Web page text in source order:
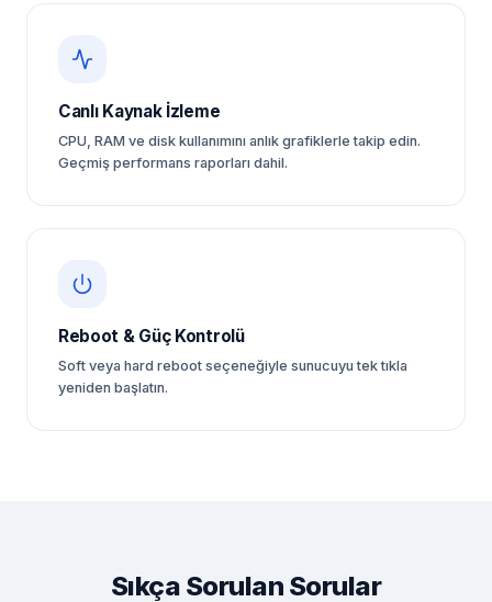
Canlı Kaynak İzleme
CPU, RAM ve disk kullanımını anlık grafiklerle takip edin.
Geçmiş performans raporları dahil.
Reboot & Güç Kontrolü
Soft veya hard reboot seçeneğiyle sunucuyu tek tıkla
yeniden başlatın.
Sıkça Sorulan Sorular